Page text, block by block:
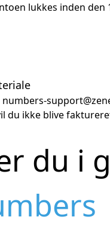
lukkes inden den
numbers-
du ikke blive
du i